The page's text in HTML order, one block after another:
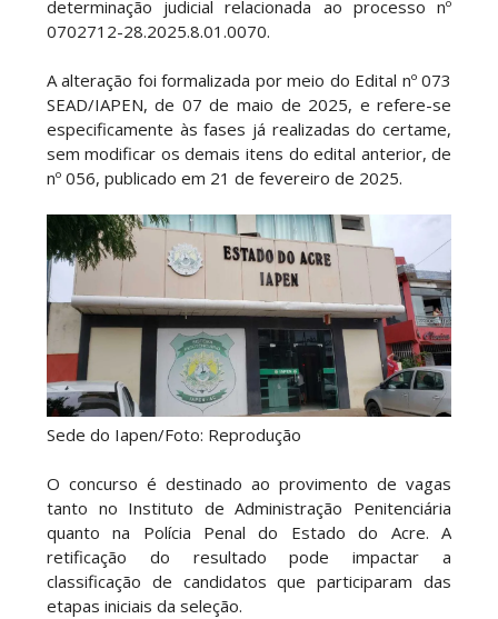
determinação judicial relacionada ao processo nº
0702712-28.2025.8.01.0070.
A alteração foi formalizada por meio do Edital nº 073
SEAD/IAPEN, de 07 de maio de 2025, e refere-se
especificamente às fases já realizadas do certame,
sem modificar os demais itens do edital anterior, de
nº 056, publicado em 21 de fevereiro de 2025.
Sede do Iapen/Foto: Reprodução
O concurso é destinado ao provimento de vagas
tanto no Instituto de Administração Penitenciária
quanto na Polícia Penal do Estado do Acre. A
retificação do resultado pode impactar a
classificação de candidatos que participaram das
etapas iniciais da seleção.